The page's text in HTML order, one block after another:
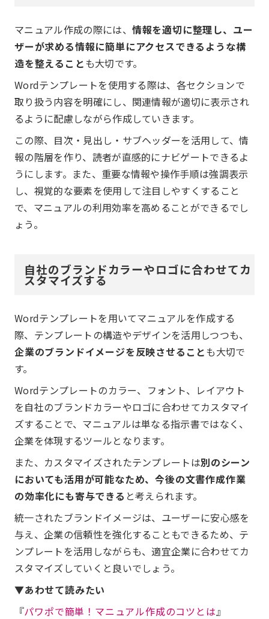
マニュアル作成の際には、 情報を適切に整理し、ユー
ザーが求める情報に簡単にアクセスできるような構
造を整えることも大切です。
Wordテンプレートを使用する際は、各セクションで
取り扱う内容を明確にし、関連情報が適切に表示され
るように配慮しながら作成していきます。
この際、目次・見出し・サブヘッダーを活用して、情
報の階層を作り、読者が直感的にナビゲートできるよ
うにします。また、重要な情報や操作手順は強調表示
し、視覚的な要素を使用して注目しやすくすること
で、マニュアルの利用効率を高めることができるでし
ょう。
自社のブランドカラーやロゴに合わせてカ
スタマイズする
Wordテンプレートを用いてマニュアルを作成する
際、テンプレートの構造やデザインを活用しつつも、
企業のブランドイメージを反映させることも大切で
す。
Wordテンプレートのカラー、フォント、レイアウト
を自社のブランドカラーやロゴに合わせてカスタマイ
ズすることで、マニュアルは単なる指示書ではなく、
企業を体現するツールとなります。
また、カスタマイズされたテンプレートは別のシーン
においても活用が可能なため、今後の文書作成作業
の効率化にも寄与できる と考えられます。
統一されたブランドイメージは、ユーザーに安心感を
与え、企業の信頼性を強化することもできるため、テ
ンプレートを活用しながらも、適宜企業に合わせてカ
スタマイズしていくと良いでしょう。
▼あわせて読みたい
『パワポで簡単！マニュアル作成のコツとは』